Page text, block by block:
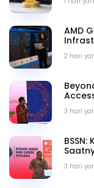
2 hari
AMD
3 hari
3 hari